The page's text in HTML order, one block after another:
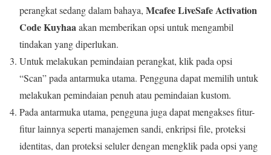
perangkat sedang dalam bahaya, Mcafee LiveSafe Activation
Code Kuyhaaakan memberikan opsi untuk mengambil
tindakan yang diperlukan.
Untuk melakukan pemindaian perangkat, klik pada opsi
“Scan” pada antarmuka utama. Pengguna dapat memilih untuk
melakukan pemindaian penuh atau pemindaian kustom.
Pada antarmuka utama, pengguna juga dapat mengakses fitur-
fitur lainnya seperti manajemen sandi, enkripsi file, proteksi
identitas, dan proteksi seluler dengan mengklik pada opsi yang